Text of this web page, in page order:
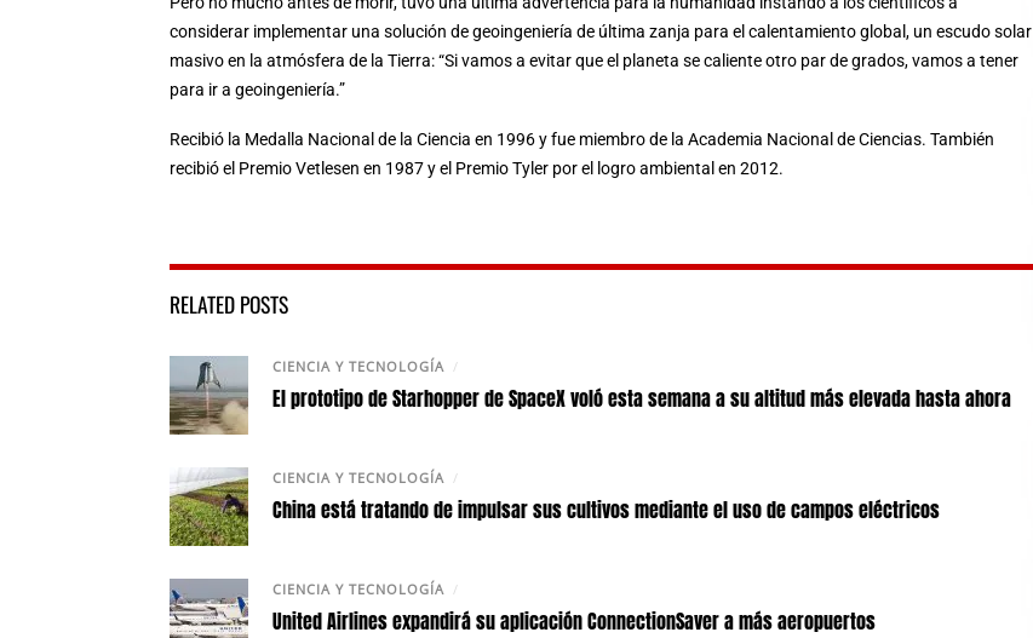
considerar implementar una solución de geoingeniería de última zanja para el calentamiento global, un escudo solar
masivo en la atmósfera de la Tierra: “Si vamos a evitar que el planeta se caliente otro par de grados, vamos a tener
para ir a geoingeniería.”
Recibió la Medalla Nacional de la Ciencia en 1996 y fue miembro de la Academia Nacional de Ciencias. También
recibió el Premio Vetlesen en 1987 y el Premio Tyler por el logro ambiental en 2012.
RELATED POSTS
CIENCIA Y TECNOLOGÍA /
El prototipo de Starhopper de SpaceX voló esta semana a su altitud más elevada hasta ahora
CIENCIA Y TECNOLOGÍA /
China está tratando de impulsar sus cultivos mediante el uso de campos eléctricos
CIENCIA Y TECNOLOGÍA /
United Airlines expandirá su aplicación ConnectionSaver a más aeropuertos